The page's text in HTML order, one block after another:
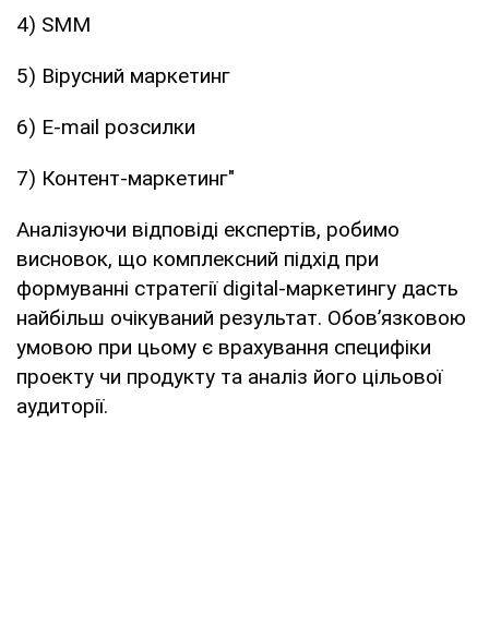
4) SMM
5) Вірусний маркетинг
6) E-mail розсилки
7) Контент-маркетинг"
Аналізуючи відповіді експертів, робимо
висновок, що комплексний підхід при
формуванні стратегії digital-маркетингу дасть
найбільш очікуваний результат. Обов’язковою
умовою при цьому є врахування специфіки
проекту чи продукту та аналіз його цільової
аудиторії.